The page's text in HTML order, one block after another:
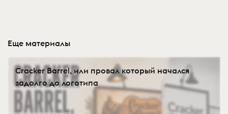
Еще материалы
Cracker Barrel, или провал который начался
задолго до логотипа